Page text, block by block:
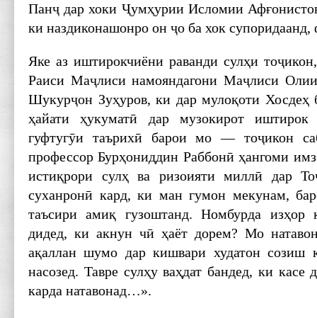
Панҷ дар хоки Ҷумҳурии Исломии
ки наздиконашонро он ҷо ба хок
Яке аз иштирокчиёни раванди сулҳи
Раиси Маҷлиси намояндагони Маҷлиси
Шукурҷон Зуҳуров, ки дар мулоқоти Хосдеҳ
ҳайати ҳукуматӣ дар музокирот
гуфтугӯи таърихӣ барои мо — тоҷикон
профессор Бурҳониддин Раббонӣ ҳангоми
истиқрори сулҳ ва ризоияти миллӣ дар
суханронӣ кард, ки ман гумон мекунам,
таъсири амиқ гузоштанд. Номбурда изҳор
дидед, ки акнун чӣ ҳаёт дорем? Мо
ақаллан шумо дар кишвари худатон созиш
насозед. Тавре сулҳу ваҳдат бандед, ки
карда натавонад…».